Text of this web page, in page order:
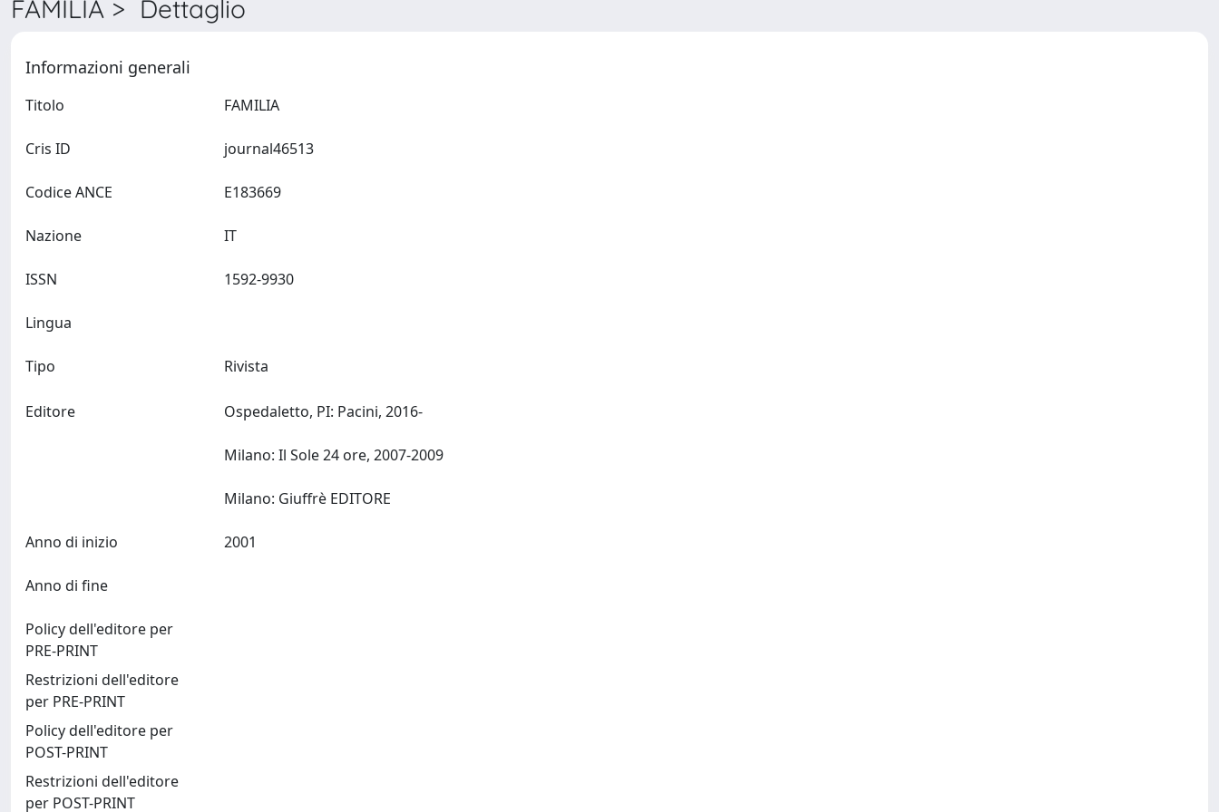
FAMILIA > Dettaglio
Informazioni generali
Titolo
Cris ID
Codice ANCE
Nazione
ISSN
Lingua
Tipo Rivista
Editore Ospedaletto, PI: Pacini, 2016-
Milano: Il Sole 24 ore, 2007-2009
Anno di inizio
Anno di fine
Policy dell'editore per
PRE-PRINT
Restrizioni dell'editore
per PRE-PRINT
Policy dell'editore per
POST-PRINT
Restrizioni dell'editore
per POST-PRINT